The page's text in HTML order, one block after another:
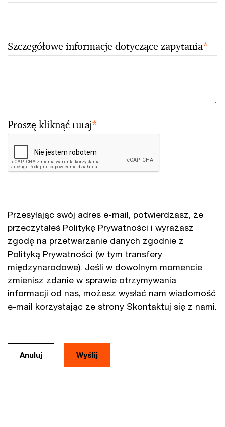
Szczegółowe informacje dotyczące zapytania*
Proszę kliknąć tutaj*
Przesyłając swój adres e-mail, potwierdzasz, że
przeczytałeś Politykę Prywatności i wyrażasz
zgodę na przetwarzanie danych zgodnie z
Polityką Prywatności (w tym transfery
międzynarodowe). Jeśli w dowolnym momencie
zmienisz zdanie w sprawie otrzymywania
informacji od nas, możesz wysłać nam wiadomość
e-mail korzystając ze strony Skontaktuj się z nami.
Anuluj